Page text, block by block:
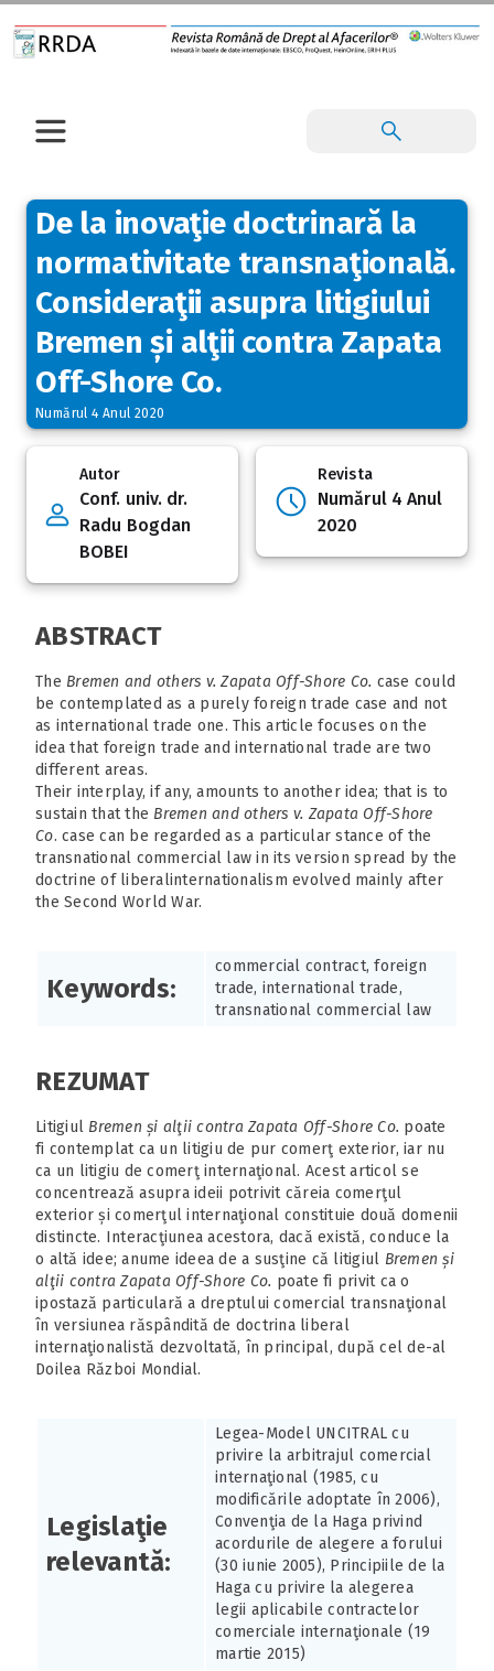
De la inovaţie doctrinară la
normativitate transnaţională.
Consideraţii asupra litigiului
Bremen și alţii contra Zapata
Off-Shore Co.
Numărul 4 Anul 2020
Autor
Conf. univ. dr.
Radu Bogdan
BOBEI
Revista
Numărul 4 Anul
2020
ABSTRACT
The Bremen and others v. Zapata Off-Shore Co. case could
be contemplated as a purely foreign trade case and not
as international trade one. This article focuses on the
idea that foreign trade and international trade are two
different areas.
Their interplay, if any, amounts to another idea; that is to
sustain that the Bremen and others v. Zapata Off-Shore
Co. case can be regarded as a particular stance of the
transnational commercial law in its version spread by the
doctrine of liberalinternationalism evolved mainly after
the Second World War.
Keywords:
commercial contract, foreign
trade, international trade,
transnational commercial law
REZUMAT
Litigiul Bremen și alţii contra Zapata Off-Shore Co. poate
fi contemplat ca un litigiu de pur comerţ exterior, iar nu
ca un litigiu de comerţ internaţional. Acest articol se
concentrează asupra ideii potrivit căreia comerţul
exterior și comerţul internaţional constituie două domenii
distincte. Interacţiunea acestora, dacă există, conduce la
o altă idee; anume ideea de a susţine că litigiul Bremen și
alţii contra Zapata Off-Shore Co. poate fi privit ca o
ipostază particulară a dreptului comercial transnaţional
în versiunea răspândită de doctrina liberal
internaţionalistă dezvoltată, în principal, după cel de-al
Doilea Război Mondial.
Legislaţie
relevantă:
Legea-Model UNCITRAL cu
privire la arbitrajul comercial
internaţional (1985, cu
modificările adoptate în 2006),
Convenţia de la Haga privind
acordurile de alegere a forului
(30 iunie 2005), Principiile de la
Haga cu privire la alegerea
legii aplicabile contractelor
comerciale internaţionale (19
martie 2015)